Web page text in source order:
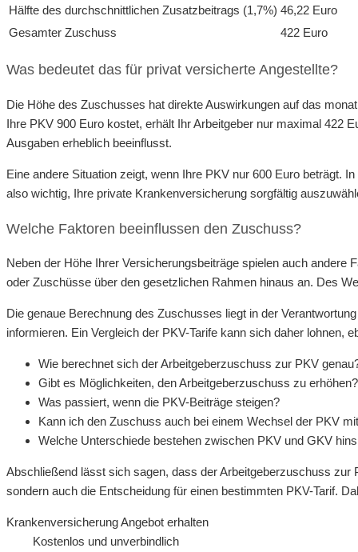
Hälfte des durchschnittlichen Zusatzbeitrags (1,7%) 46,22 Euro
Gesamter Zuschuss
422 Euro
Was bedeutet das für privat versicherte Angestellte?
Die Höhe des Zuschusses hat direkte Auswirkungen auf das
Ihre PKV 900 Euro kostet, erhält Ihr Arbeitgeber nur maximal 422
Ausgaben erheblich beeinflusst.
Eine andere Situation zeigt, wenn Ihre PKV nur 600 Euro beträgt.
also wichtig, Ihre private Krankenversicherung sorgfältig
Welche Faktoren beeinflussen den Zuschuss?
Neben der Höhe Ihrer Versicherungsbeiträge spielen auch andere
oder Zuschüsse über den gesetzlichen Rahmen hinaus an. Des
Die genaue Berechnung des Zuschusses liegt in der
informieren. Ein Vergleich der PKV-Tarife kann sich daher lohnen,
Wie berechnet sich der Arbeitgeberzuschuss zur PKV
Gibt es Möglichkeiten, den Arbeitgeberzuschuss zu erhöhen?
Was passiert, wenn die PKV-Beiträge steigen?
Kann ich den Zuschuss auch bei einem Wechsel der PKV
Welche Unterschiede bestehen zwischen PKV und GKV
Abschließend lässt sich sagen, dass der Arbeitgeberzuschuss zur
sondern auch die Entscheidung für einen bestimmten PKV-Tarif.
Krankenversicherung Angebot erhalten
Kostenlos und unverbindlich